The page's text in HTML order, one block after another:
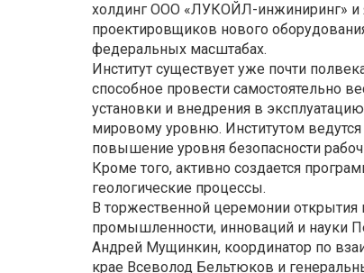
холдинг ООО «ЛУКОЙЛ-инжиниринг» и
проектировщиков нового
федеральных масштабах.
Институт существует уже почти
способное провести самостоятельно
установки и внедрения в
мировому уровню. Институтом
повышение уровня безопасности
Кроме того, активно создается
геологические процессы.
В торжественной церемонии открытия
промышленности, инноваций и науки
Андрей Мущинкин, координатор по
крае Всеволод Бельтюков и